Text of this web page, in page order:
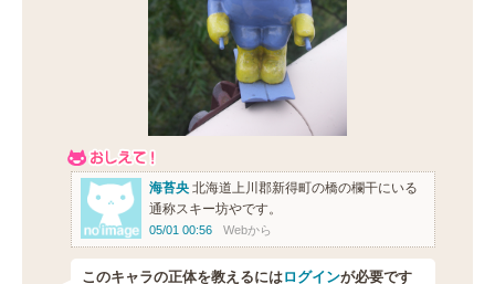
海苔央 北海道上川郡新得町の橋の欄干にいる
通称スキー坊やです。
05/01 00:56 Webから
このキャラの正体を教えるにはログインが必要です